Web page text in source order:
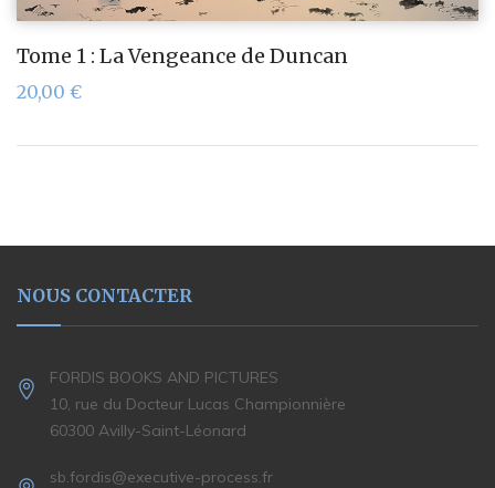
Tome 1 : La Vengeance de Duncan
20,00 €
NOUS CONTACTER
FORDIS BOOKS AND PICTURES
10, rue du Docteur Lucas Championnière
60300 Avilly-Saint-Léonard
sb.fordis@executive-process.fr